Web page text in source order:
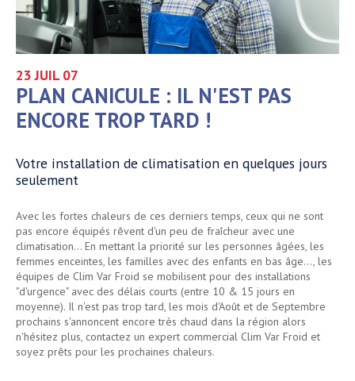
23 JUIL 07
PLAN CANICULE : IL N'EST PAS
ENCORE TROP TARD !
Votre installation de climatisation en quelques jours
seulement
Avec les fortes chaleurs de ces derniers temps, ceux qui ne sont
pas encore équipés rêvent d'un peu de fraîcheur avec une
climatisation... En mettant la priorité sur les personnes âgées, les
femmes enceintes, les familles avec des enfants en bas âge..., les
équipes de Clim Var Froid se mobilisent pour des installations
"d'urgence" avec des délais courts (entre 10 & 15 jours en
moyenne). Il n'est pas trop tard, les mois d'Août et de Septembre
prochains s'annoncent encore très chaud dans la région alors
n'hésitez plus, contactez un expert commercial Clim Var Froid et
soyez prêts pour les prochaines chaleurs.